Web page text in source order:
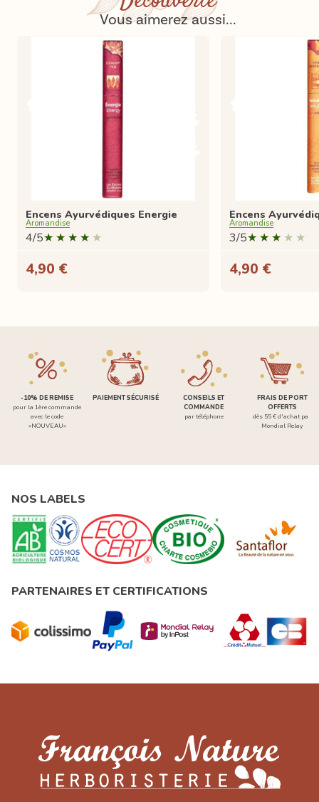
Vous aimerez aussi...
Encens Ayurvédiques Energie
Aromandise
4/5
4,90 €
Encens
Aromandise
3/5
4,90 €
-10% DE REMISE
pour la 1ère commande
avec le code
«NOUVEAU»
PAIEMENT SÉCURISÉ
CONSEILS ET
COMMANDE
par téléphone
FRAIS DE PORT
OFFERTS
dès 55 € d'achat par
Mondial Relay
NOS LABELS
PARTENAIRES ET CERTIFICATIONS